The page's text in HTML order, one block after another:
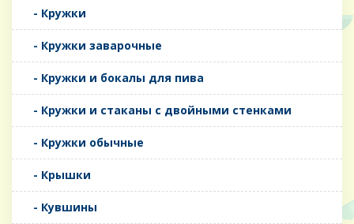
- Кружки
- Кружки заварочные
- Кружки и бокалы для пива
- Кружки и стаканы с двойными стенками
- Кружки обычные
- Крышки
- Кувшины